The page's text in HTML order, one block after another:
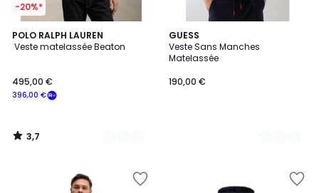
-20%*
POLO RALPH LAUREN
Veste matelassée Beaton
396,00 €
495,00 €
3,7
/ 5
3
Couleurs
3,7
/
GUESS
Veste Sans Manches
Matelassée
190,00 €
3
Couleurs